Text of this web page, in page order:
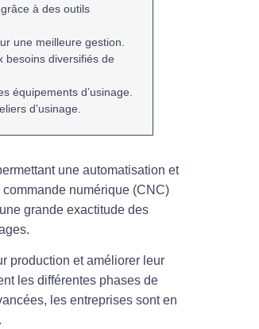
à des outils
une meilleuregestion.
besoins diversifiés de
équipements d’usinage.
d’usinage.
une automatisation et
commande numérique (CNC)
grande exactitude des
production et améliorer leur
les différentes phases de
les entreprises sont en